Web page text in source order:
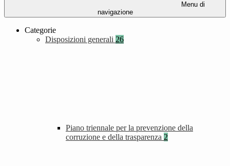
Menu di
navigazione
Categorie
Disposizioni generali 26
Piano triennale per la prevenzione della
corruzione e della trasparenza 2